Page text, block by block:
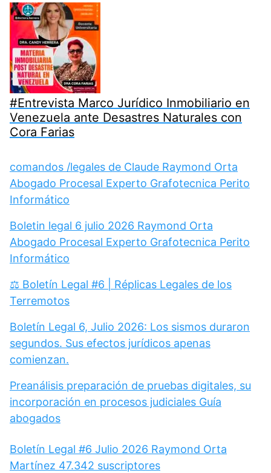
#Entrevista Marco Jurídico Inmobiliario en
Venezuela ante Desastres Naturales con
Cora Farias
comandos /legales de Claude Raymond Orta
Abogado Procesal Experto Grafotecnica Perito
Informático
Boletin legal 6 julio 2026 Raymond Orta
Abogado Procesal Experto Grafotecnica Perito
Informático
⚖️ Boletín Legal #6 | Réplicas Legales de los
Terremotos
Boletín Legal 6, Julio 2026: Los sismos duraron
segundos. Sus efectos jurídicos apenas
comienzan.
Preanálisis preparación de pruebas digitales, su
incorporación en procesos judiciales Guía
abogados
Boletín Legal #6 Julio 2026 Raymond Orta
Martínez 47.342 suscriptores